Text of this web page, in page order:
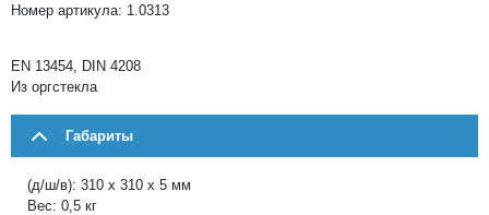
Номер артикула: 1.0313
EN 13454, DIN 4208
Из оргстекла
Габариты
(д/ш/в): 310 x 310 x 5 мм
Вес: 0,5 кг